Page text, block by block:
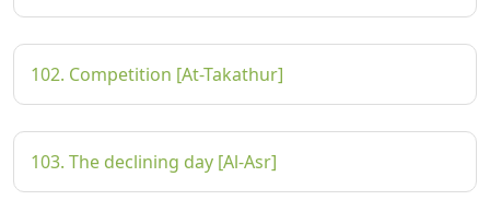
102. Competition [At-Takathur]
103. The declining day [Al-Asr]